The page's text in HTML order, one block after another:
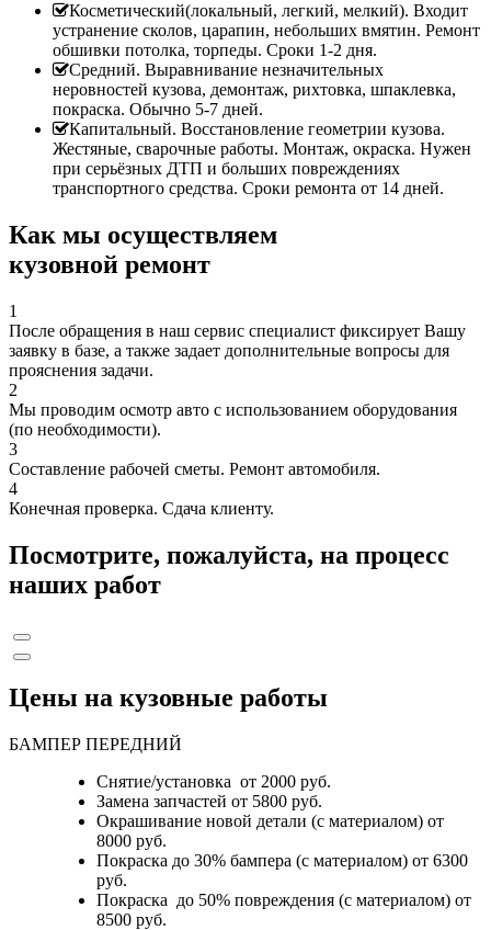
Косметический(локальный, легкий, мелкий). Входит
устранение сколов, царапин, небольших вмятин. Ремонт
обшивки потолка, торпеды. Сроки 1-2 дня.
Средний. Выравнивание незначительных
неровностей кузова, демонтаж, рихтовка, шпаклевка,
покраска. Обычно 5-7 дней.
Капитальный. Восстановление геометрии кузова.
Жестяные, сварочные работы. Монтаж, окраска. Нужен
при серьёзных ДТП и больших повреждениях
транспортного средства. Сроки ремонта от 14 дней.
Как мы осуществляем
кузовной ремонт
1
После обращения в наш сервис специалист фиксирует Вашу
заявку в базе, а также задает дополнительные вопросы для
прояснения задачи.
2
Мы проводим осмотр авто с использованием оборудования
(по необходимости).
3
Составление рабочей сметы. Ремонт автомобиля.
4
Конечная проверка. Сдача клиенту.
Посмотрите, пожалуйста, на процесс
наших работ
Цены на кузовные работы
БАМПЕР ПЕРЕДНИЙ
Снятие/установка от 2000 руб.
Замена запчастей от 5800 руб.
Окрашивание новой детали (с материалом) от
8000 руб.
Покраска до 30% бампера (с материалом) от 6300
руб.
Покраска до 50% повреждения (с материалом) от
8500 руб.